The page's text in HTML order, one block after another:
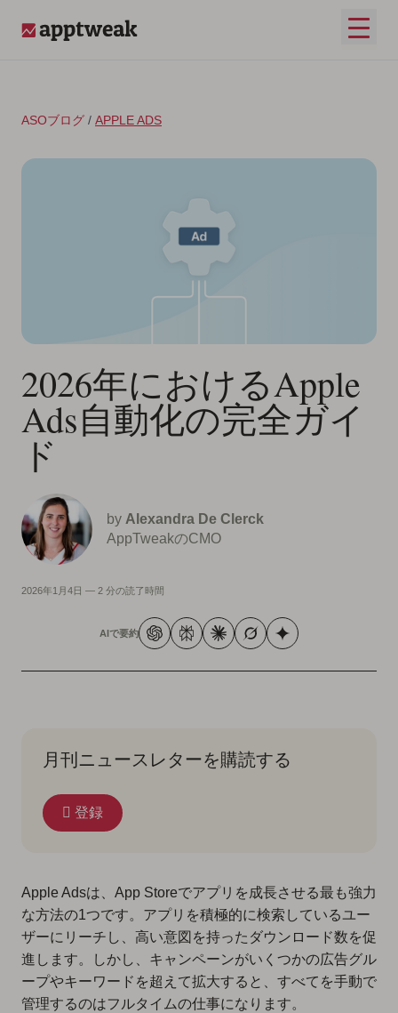
メイ
ASOブログ / APPLE ADS
2026年におけるApple
Ads自動化の完全ガイ
ド
by Alexandra De Clerck
AppTweakのCMO
2026年1月4日 — 2 分の読了時間
AIで要約
月刊ニュースレターを購読する
登録
Apple Adsは、App Storeでアプリを成長させる最も強力
な方法の1つです。アプリを積極的に検索しているユー
ザーにリーチし、高い意図を持ったダウンロード数を促
進します。しかし、キャンペーンがいくつかの広告グル
ープやキーワードを超えて拡大すると、すべてを手動で
管理するのはフルタイムの仕事になります。